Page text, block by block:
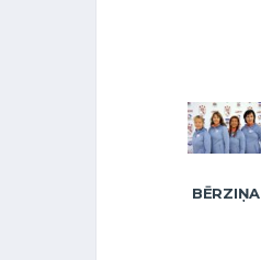
BĒRZIŅA